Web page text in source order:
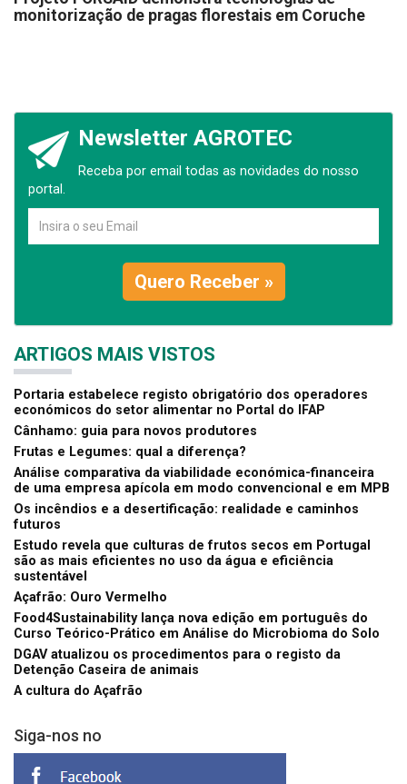
monitorização de pragas florestais em Coruche
Newsletter AGROTEC
Receba por email todas as novidades do nosso
portal.
Quero Receber »
ARTIGOS MAIS VISTOS
Portaria estabelece registo obrigatório dos operadores
económicos do setor alimentar no Portal do IFAP
Cânhamo: guia para novos produtores
Frutas e Legumes: qual a diferença?
Análise comparativa da viabilidade económica-financeira
de uma empresa apícola em modo convencional e em MPB
Os incêndios e a desertificação: realidade e caminhos
futuros
Estudo revela que culturas de frutos secos em Portugal
são as mais eficientes no uso da água e eficiência
sustentável
Açafrão: Ouro Vermelho
Food4Sustainability lança nova edição em português do
Curso Teórico-Prático em Análise do Microbioma do Solo
DGAV atualizou os procedimentos para o registo da
Detenção Caseira de animais
A cultura do Açafrão
Siga-nos no